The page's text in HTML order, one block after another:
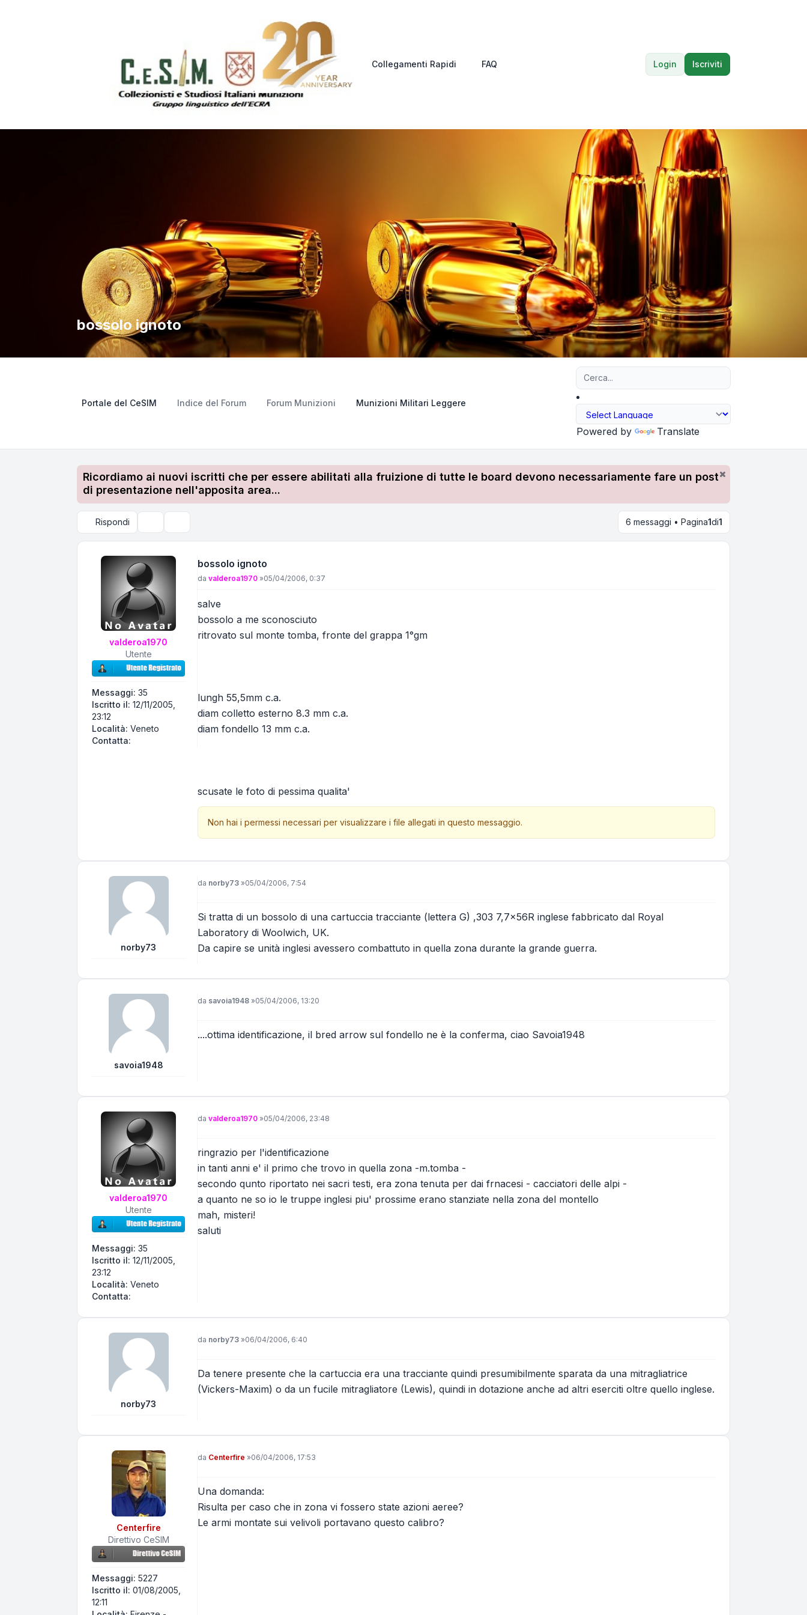
Collegamenti Rapidi FAQ Login Iscriviti
bossolo ignoto
Portale del CeSIM Indice del Forum Forum Munizioni Munizioni Militari Leggere
Powered by Translate
Ricordiamo ai nuovi iscritti che per essere abilitati alla fruizione di tutte le board devono necessariamente fare un post
di presentazione nell'apposita area...
Rispondi 6 messaggi • Pagina1di1
valderoa1970
Utente
Messaggi: 35
Iscritto il: 12/11/2005,
23:12
Località: Veneto
Contatta:
bossolo ignoto
Messaggio
da valderoa1970 »05/04/2006, 0:37
salve
bossolo a me sconosciuto
ritrovato sul monte tomba, fronte del grappa 1°gm
lungh 55,5mm c.a.
diam colletto esterno 8.3 mm c.a.
diam fondello 13 mm c.a.
scusate le foto di pessima qualita'
Non hai i permessi necessari per visualizzare i file allegati in questo messaggio.
norby73
Messaggio
da norby73 »05/04/2006, 7:54
Si tratta di un bossolo di una cartuccia tracciante (lettera G) ,303 7,7x56R inglese fabbricato dal Royal
Laboratory di Woolwich, UK.
Da capire se unità inglesi avessero combattuto in quella zona durante la grande guerra.
savoia1948
Messaggio
da savoia1948 »05/04/2006, 13:20
....ottima identificazione, il bred arrow sul fondello ne è la conferma, ciao Savoia1948
valderoa1970
Utente
Messaggi: 35
Iscritto il: 12/11/2005,
23:12
Località: Veneto
Contatta:
Messaggio
da valderoa1970 »05/04/2006, 23:48
ringrazio per l'identificazione
in tanti anni e' il primo che trovo in quella zona -m.tomba -
secondo qunto riportato nei sacri testi, era zona tenuta per dai frnacesi - cacciatori delle alpi -
a quanto ne so io le truppe inglesi piu' prossime erano stanziate nella zona del montello
mah, misteri!
saluti
norby73
Messaggio
da norby73 »06/04/2006, 6:40
Da tenere presente che la cartuccia era una tracciante quindi presumibilmente sparata da una mitragliatrice
(Vickers-Maxim) o da un fucile mitragliatore (Lewis), quindi in dotazione anche ad altri eserciti oltre quello inglese.
Centerfire
Direttivo CeSIM
Messaggi: 5227
Iscritto il: 01/08/2005,
12:11
Messaggio
da Centerfire »06/04/2006, 17:53
Una domanda:
Risulta per caso che in zona vi fossero state azioni aeree?
Le armi montate sui velivoli portavano questo calibro?